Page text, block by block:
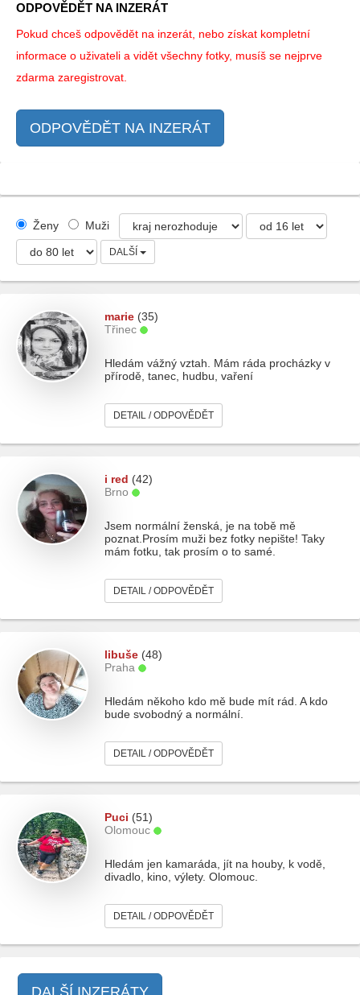
ODPOVĚDĚT NA INZERÁT
Pokud chceš odpovědět na inzerát, nebo získat kompletní
informace o uživateli a vidět všechny fotky, musíš se nejprve
zdarma zaregistrovat.
ODPOVĚDĚT NA INZERÁT
Ženy Muži
DALŠÍ
marie (35)
Třinec
Hledám vážný vztah. Mám ráda procházky v
přírodě, tanec, hudbu, vaření
DETAIL / ODPOVĚDĚT
i red (42)
Brno
Jsem normální ženská, je na tobě mě
poznat.Prosím muži bez fotky nepište! Taky
mám fotku, tak prosím o to samé.
DETAIL / ODPOVĚDĚT
libuše (48)
Praha
Hledám někoho kdo mě bude mít rád. A kdo
bude svobodný a normální.
DETAIL / ODPOVĚDĚT
Puci (51)
Olomouc
Hledám jen kamaráda, jít na houby, k vodě,
divadlo, kino, výlety. Olomouc.
DETAIL / ODPOVĚDĚT
DALŠÍ INZERÁTY